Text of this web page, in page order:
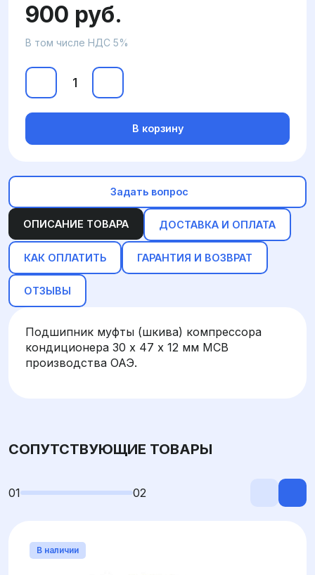
ОПИСАНИЕ ТОВАРА ДОСТАВКА И ОПЛАТА
КАК ОПЛАТИТЬ ГАРАНТИЯ И ВОЗВРАТ
ОТЗЫВЫ
Подшипник муфты (шкива) компрессора
кондиционера 30 х 47 х 12 мм MCB
производства ОАЭ.
900 руб.
В том числе НДС 5%
В корзину
Задать вопрос
СОПУТСТВУЮЩИЕ ТОВАРЫ
01 02
В наличии